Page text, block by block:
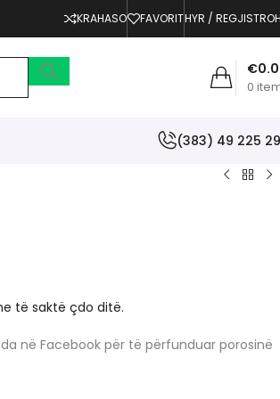
KRAHASO FAVORITHYR /
0
€
(383) 49 225
të saktë çdo ditë.
në Facebook për të përfunduar porosinë